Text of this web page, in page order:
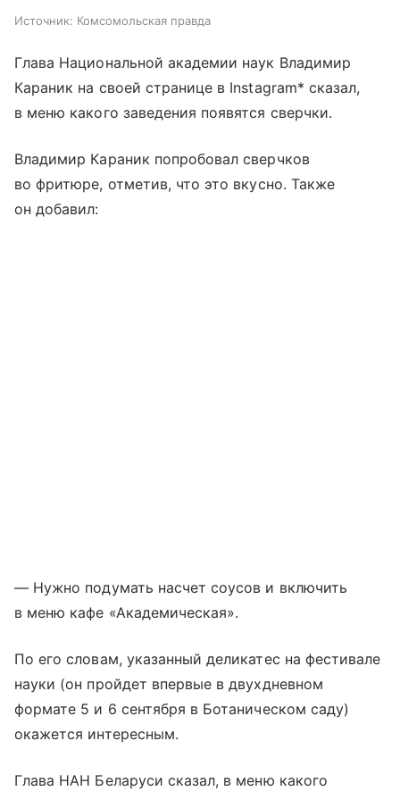
Источник: Комсомольская правда
Глава Национальной академии наук Владимир
Караник на своей странице в Instagram* сказал,
в меню какого заведения появятся сверчки.
Владимир Караник попробовал сверчков
во фритюре, отметив, что это вкусно. Также
он добавил:
— Нужно подумать насчет соусов и включить
в меню кафе «Академическая».
По его словам, указанный деликатес на фестивале
науки (он пройдет впервые в двухдневном
формате 5 и 6 сентября в Ботаническом саду)
окажется интересным.
Глава НАН Беларуси сказал, в меню какого